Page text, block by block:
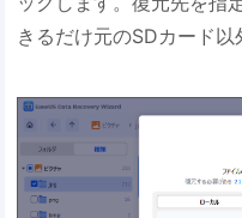
きるだけ元のSDカード以